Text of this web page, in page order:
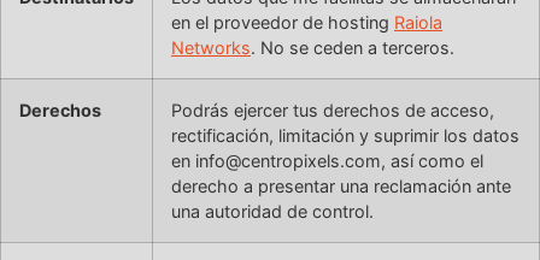
en el proveedor de hosting Raiola
Networks. No se ceden a terceros.
Derechos
Podrás ejercer tus derechos de acceso,
rectificación, limitación y suprimir los datos
en info@centropixels.com, así como el
derecho a presentar una reclamación ante
una autoridad de control.